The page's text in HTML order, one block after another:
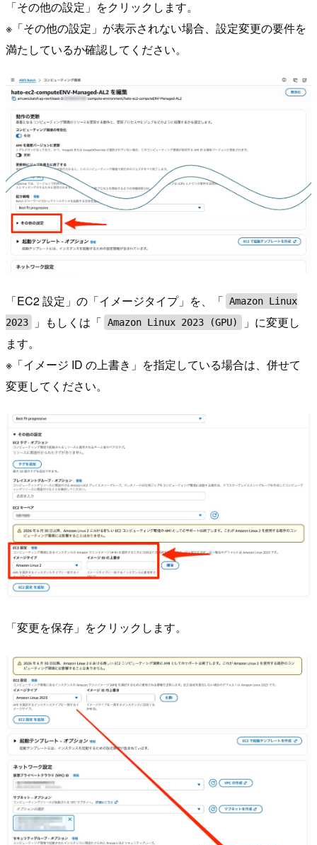
「その他の設定」をクリックします。
※「その他の設定」が表示されない場合、設定変更の要件を
満たしているか確認してください。
「EC2 設定」の「イメージタイプ」を、「 Amazon Linux
2023
」もしくは「 Amazon Linux 2023 (GPU)
」に変更し
ます。
※「イメージ ID の上書き」を指定している場合は、併せて
変更してください。
「変更を保存」をクリックします。